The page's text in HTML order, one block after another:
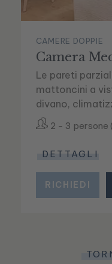
CAMERE DOPPIE
Camera
Le pareti
mattoncini a
divano,
2 - 3 persone
DETTAGLI
RICHIEDI